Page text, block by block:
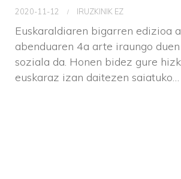
2020-11-12 IRUZKINIK EZ
Euskaraldiaren bigarren edizioa
abenduaren 4a arte iraungo
soziala da. Honen bidez gure
euskaraz izan daitezen saiatuko…